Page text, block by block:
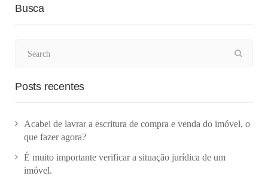
Busca
Posts recentes
Acabei de lavrar a escritura de compra e venda do imóvel, o
que fazer agora?
É muito importante verificar a situação jurídica de um
imóvel.